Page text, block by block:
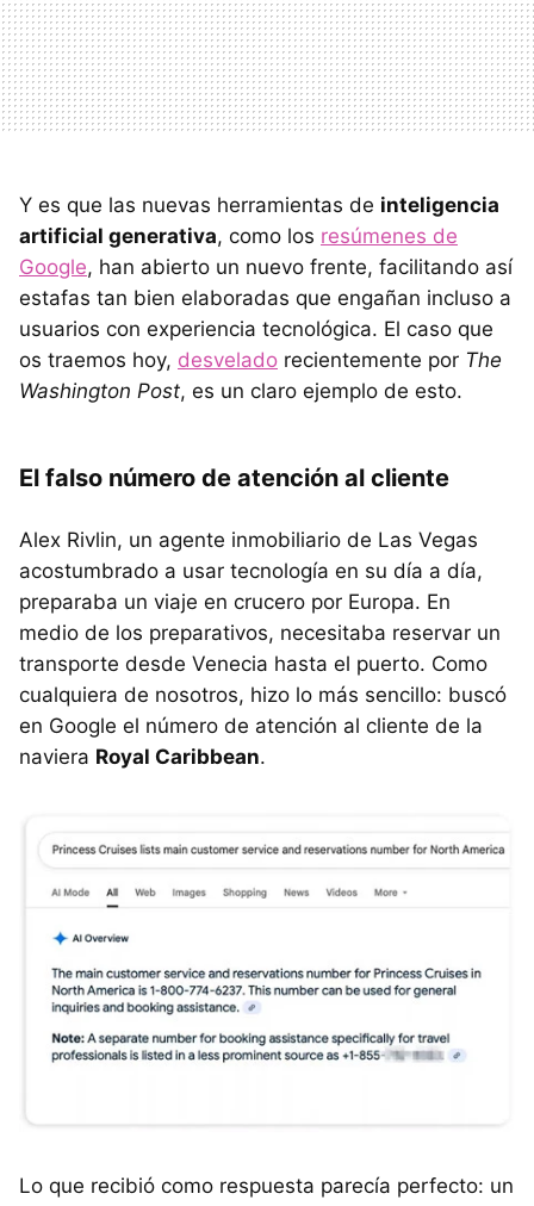
Y es que las nuevas herramientas de inteligencia
artificial generativa, como los resúmenes de
Google, han abierto un nuevo frente, facilitando así
estafas tan bien elaboradas que engañan incluso a
usuarios con experiencia tecnológica. El caso que
os traemos hoy, desvelado recientemente por The
Washington Post, es un claro ejemplo de esto.
El falso número de atención al cliente
Alex Rivlin, un agente inmobiliario de Las Vegas
acostumbrado a usar tecnología en su día a día,
preparaba un viaje en crucero por Europa. En
medio de los preparativos, necesitaba reservar un
transporte desde Venecia hasta el puerto. Como
cualquiera de nosotros, hizo lo más sencillo: buscó
en Google el número de atención al cliente de la
naviera Royal Caribbean.
Lo que recibió como respuesta parecía perfecto: un